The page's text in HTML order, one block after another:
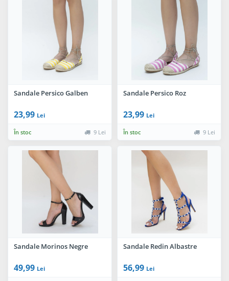
Sandale Persico Galben
23,99 Lei
În stoc 9 Lei
Sandale Persico Roz
23,99 Lei
În stoc 9 Lei
Sandale Morinos Negre
49,99 Lei
Sandale Redin Albastre
56,99 Lei